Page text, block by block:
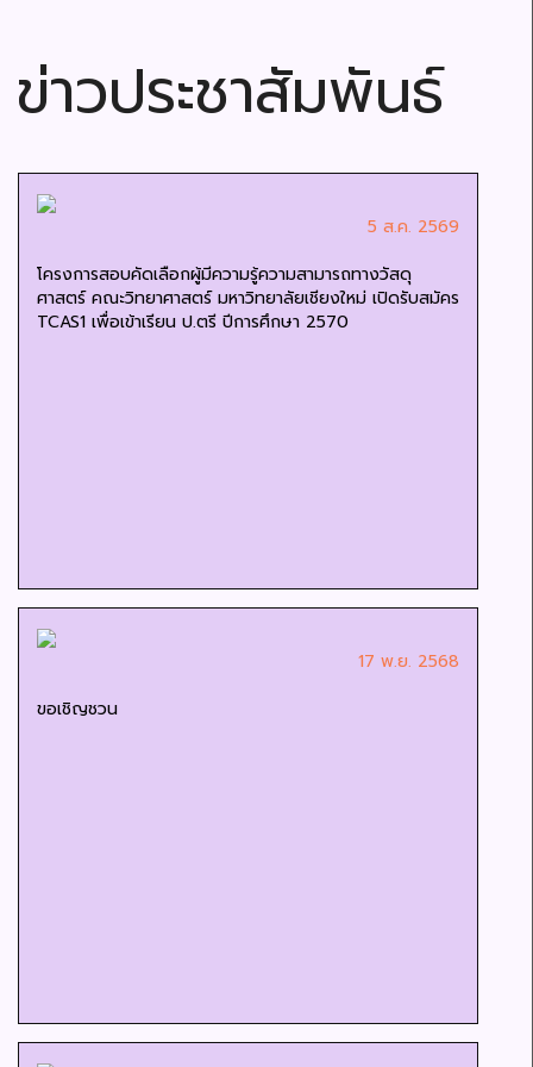
ข่าวประชาสัมพันธ์
5 ส.ค. 2569
โครงการสอบคัดเลือกผู้มีความรู้ความสามารถทางวัสดุ
ศาสตร์ คณะวิทยาศาสตร์ มหาวิทยาลัยเชียงใหม่ เปิดรับสมัคร
TCAS1 เพื่อเข้าเรียน ป.ตรี ปีการศึกษา 2570
17 พ.ย. 2568
ขอเชิญชวน